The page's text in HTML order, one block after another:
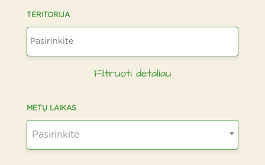
TERITORIJA
Filtruoti detaliau
METŲ LAIKAS
Pasirinkite